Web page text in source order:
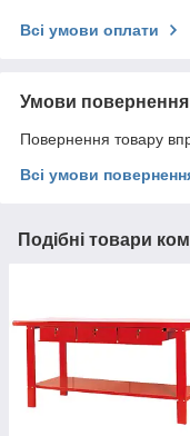
Всі умови оплати
Умови повернення
Повернення товару
Всі умови
Подібні товари